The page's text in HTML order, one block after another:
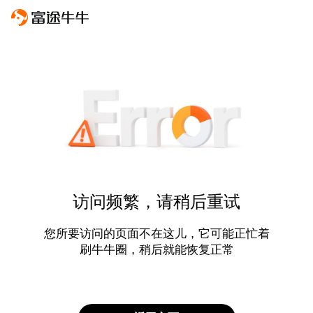
访问频繁，请稍后重试
您所要访问的页面不在这儿，它可能正忙着
刷牛牛圈，稍后就能恢复正常